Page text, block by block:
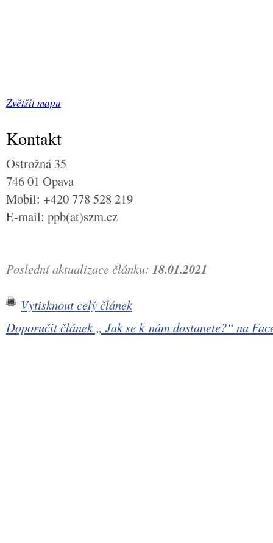
Zvětšit mapu
Kontakt
Ostrožná 35
746 01 Opava
Mobil: +420 778 528 219
E-mail: ppb(at)szm.cz
Poslední aktualizace článku: 18.01.2021
Vytisknout celý článek
Doporučit článek „ Jak se k nám dostanete?“ na